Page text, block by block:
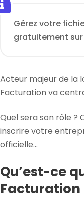
Gérez votre
gratuitement sur
Acteur majeur de la
Facturation va
Quel sera son rôle
inscrire votre
officielle…
Qu’est-ce
Facturation